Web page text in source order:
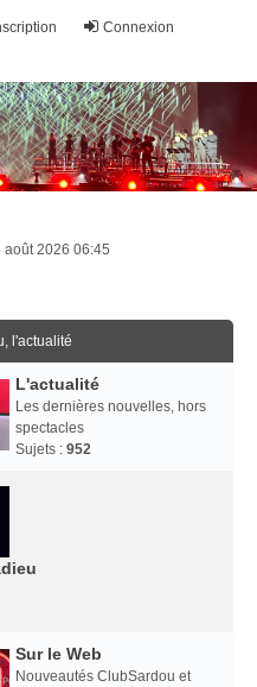
Connexion
août 2026 06:45
l'actualité
L'actualité
Les dernières nouvelles, hors
spectacles
Sujets : 952
Sur le Web
Nouveautés ClubSardou et